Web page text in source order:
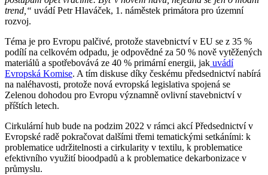
trend,“ uvádí Petr Hlaváček, 1. náměstek primátora pro územní
rozvoj.
Téma je pro Evropu palčivé, protože stavebnictví v EU se z 35 %
podílí na celkovém odpadu, je odpovědné za 50 % nově vytěžených
materiálů a spotřebovává ze 40 % primární energii, jak uvádí
Evropská Komise. A tím diskuse díky českému předsednictví nabírá
na naléhavosti, protože nová evropská legislativa spojená se
Zelenou dohodou pro Evropu významně ovlivní stavebnictví v
příštích letech.
Cirkulární hub bude na podzim 2022 v rámci akcí Předsednictví v
Evropské radě pokračovat dalšími třemi tematickými setkáními: k
problematice udržitelnosti a cirkularity v textilu, k problematice
efektivního využití bioodpadů a k problematice dekarbonizace v
průmyslu.